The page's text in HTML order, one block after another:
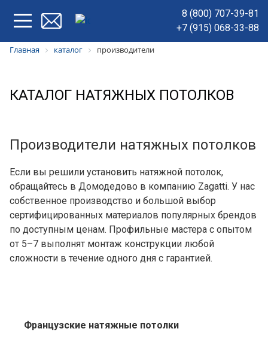
8 (800) 707-39-81
+7 (915) 068-33-88
Главная каталог производители
КАТАЛОГ НАТЯЖНЫХ ПОТОЛКОВ
Производители натяжных потолков
Если вы решили установить натяжной потолок,
обращайтесь в Домодедово в компанию Zagatti. У нас
собственное производство и большой выбор
сертифицированных материалов популярных брендов
по доступным ценам. Профильные мастера с опытом
от 5–7 выполнят монтаж конструкции любой
сложности в течение одного дня с гарантией.
Французские натяжные потолки